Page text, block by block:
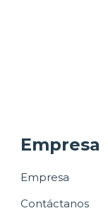
Empresa
Empresa
Contáctanos